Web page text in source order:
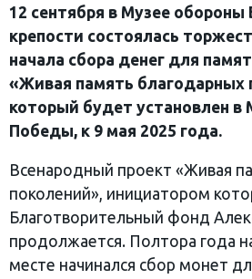
12 сентября в Музее обороны
крепости состоялась
начала сбора денег для
«Живая память благодарных
который будет установлен в
Победы, к 9 мая 2025 года.
Всенародный проект «Живая
поколений», инициатором
Благотворительный фонд
продолжается. Полтора года
месте начинался сбор монет